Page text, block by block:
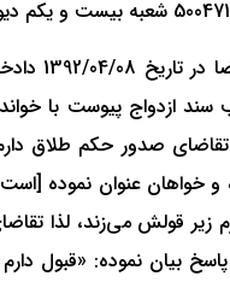
خانم
ازدواج پیوست با
زیر قولش می‌زند، لذا
بیان نموده: «قبول